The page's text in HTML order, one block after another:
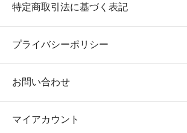
特定商取引法に基づく表記
プライバシーポリシー
お問い合わせ
マイアカウント